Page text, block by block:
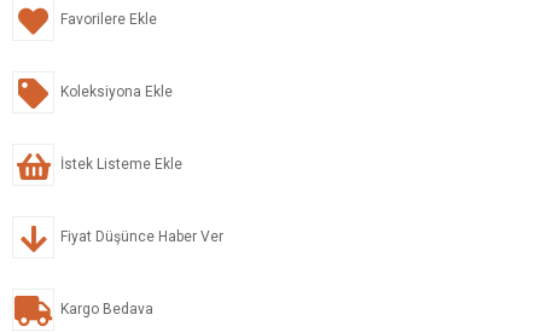
Favorilere Ekle
Koleksiyona Ekle
İstek Listeme Ekle
Fiyat Düşünce Haber Ver
Kargo Bedava